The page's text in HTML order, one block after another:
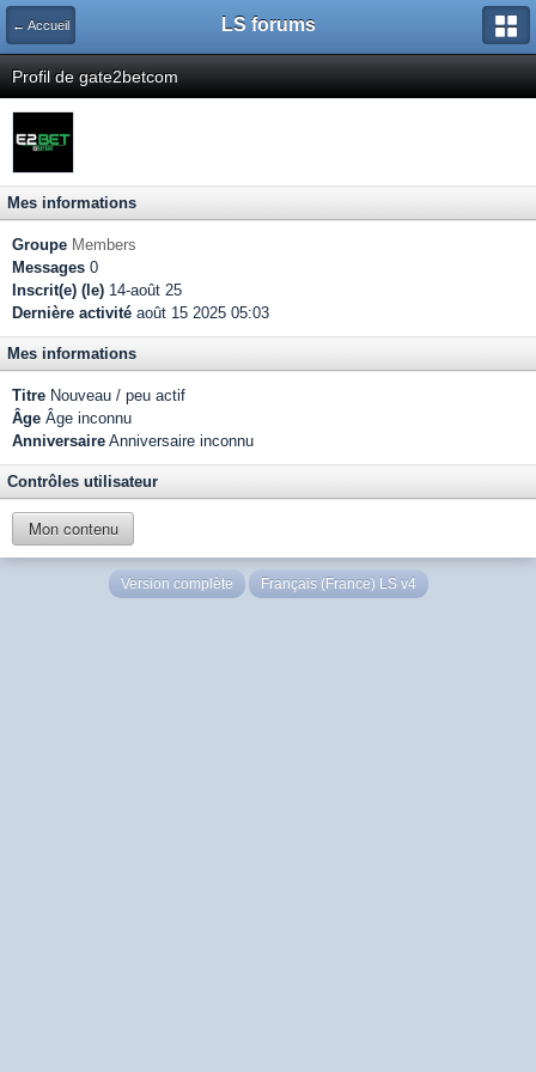
← Accueil LS forums
Profil de gate2betcom
Mes informations
Groupe Members
Messages 0
Inscrit(e) (le) 14-août 25
Dernière activité août 15 2025 05:03
Mes informations
Titre Nouveau / peu actif
Âge Âge inconnu
Anniversaire Anniversaire inconnu
Contrôles utilisateur
Mon contenu
Version complète Français (France) LS v4